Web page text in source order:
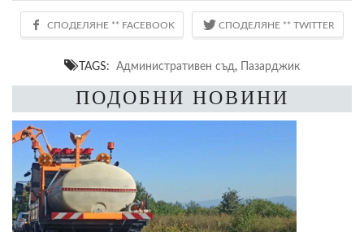
TAGS: Административен съд , Пазарджик
ПОДОБНИ НОВИНИ